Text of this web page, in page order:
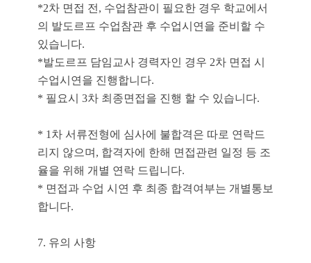
*2차 면접 전, 수업참관이 필요한 경우 학교에서
의 발도르프 수업참관 후 수업시연을 준비할 수
있습니다.
*발도르프 담임교사 경력자인 경우 2차 면접 시
수업시연을 진행합니다.
* 필요시 3차 최종면접을 진행 할 수 있습니다.
* 1차 서류전형에 심사에 불합격은 따로 연락드
리지 않으며, 합격자에 한해 면접관련 일정 등 조
율을 위해 개별 연락 드립니다.
* 면접과 수업 시연 후 최종 합격여부는 개별통보
합니다.
7. 유의 사항